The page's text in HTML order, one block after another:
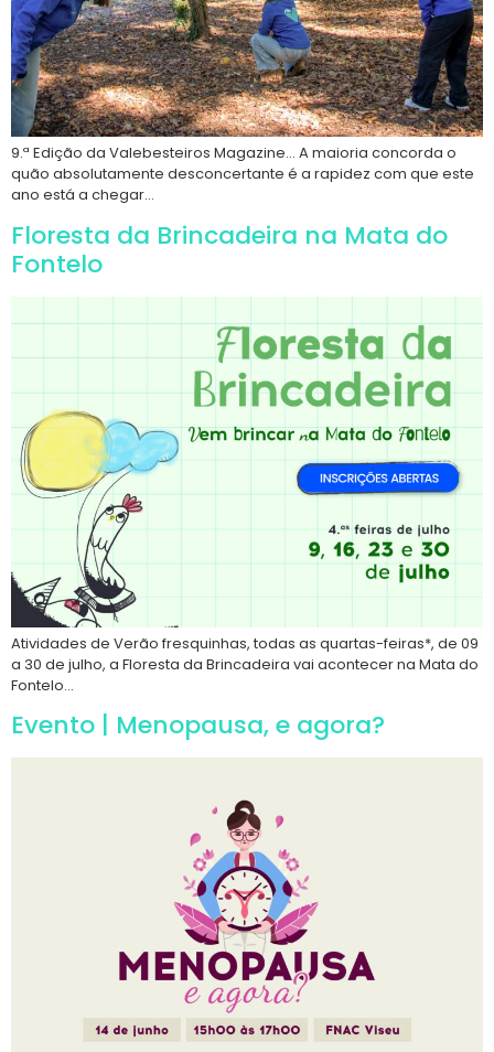
9.ª Edição da Valebesteiros Magazine… A maioria concorda o
quão absolutamente desconcertante é a rapidez com que este
ano está a chegar…
Floresta da Brincadeira na Mata do
Fontelo
Atividades de Verão fresquinhas, todas as quartas-feiras*, de 09
a 30 de julho, a Floresta da Brincadeira vai acontecer na Mata do
Fontelo…
Evento | Menopausa, e agora?